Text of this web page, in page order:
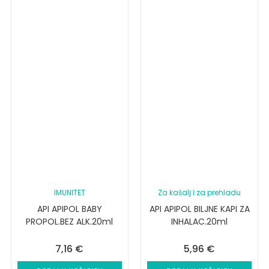
IMUNITET
API APIPOL BABY
PROPOL.BEZ ALK.20ml
7,16 €
Za kašalj i za prehladu
API APIPOL BILJNE KAPI ZA
INHALAC.20ml
5,96 €